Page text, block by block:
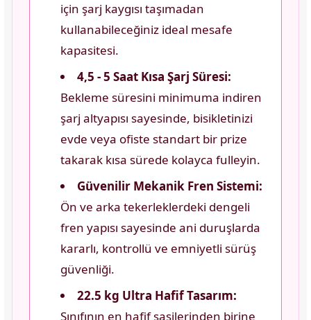
için şarj kaygısı taşımadan
kullanabileceğiniz ideal mesafe
kapasitesi.
4,5 - 5 Saat Kısa Şarj Süresi:
Bekleme süresini minimuma indiren
şarj altyapısı sayesinde, bisikletinizi
evde veya ofiste standart bir prize
takarak kısa sürede kolayca fulleyin.
Güvenilir Mekanik Fren Sistemi:
Ön ve arka tekerleklerdeki dengeli
fren yapısı sayesinde ani duruşlarda
kararlı, kontrollü ve emniyetli sürüş
güvenliği.
22.5 kg Ultra Hafif Tasarım:
Sınıfının en hafif şasilerinden birine